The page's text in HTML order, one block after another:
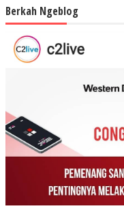
Berkah Ngeblog